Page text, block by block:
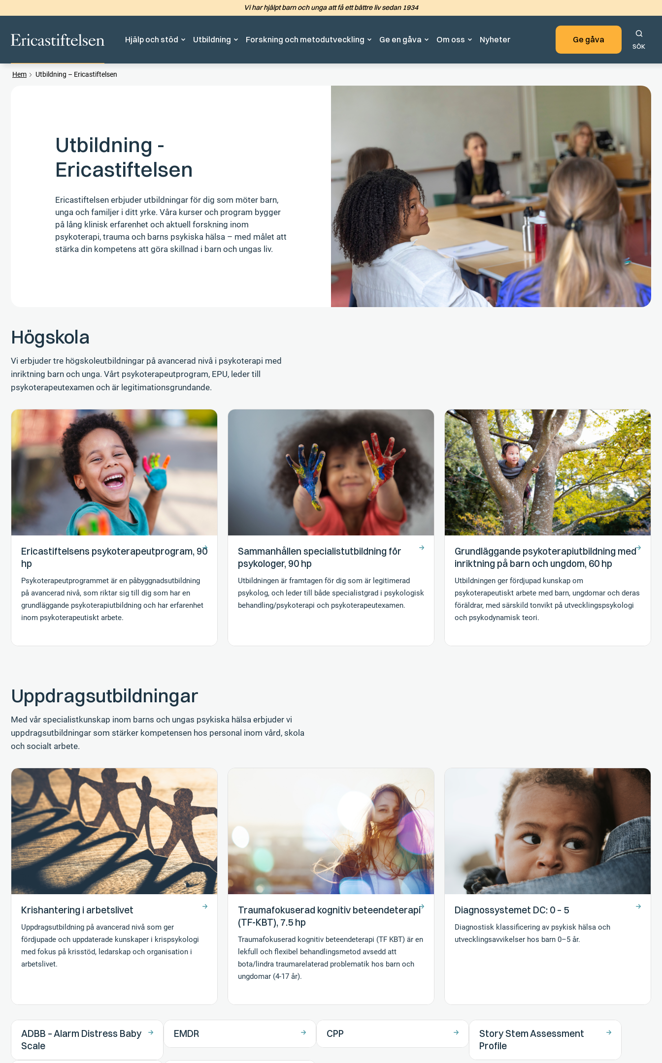
Hoppa till det huvudsakliga innehållet.
Vi har hjälpt barn och unga att få ett bättre liv sedan 1934
Hjälp och stöd Utbildning Forskning och metodutveckling Ge en gåva Om oss Nyheter Ge gåva
SÖK
Hem Utbildning – Ericastiftelsen
Utbildning -
Ericastiftelsen
Ericastiftelsen erbjuder utbildningar för dig som möter barn,
unga och familjer i ditt yrke. Våra kurser och program bygger
på lång klinisk erfarenhet och aktuell forskning inom
psykoterapi, trauma och barns psykiska hälsa – med målet att
stärka din kompetens att göra skillnad i barn och ungas liv.
Högskola
Vi erbjuder tre högskoleutbildningar på avancerad nivå i psykoterapi med
inriktning barn och unga. Vårt psykoterapeutprogram, EPU, leder till
psykoterapeutexamen och är legitimationsgrundande.
Ericastiftelsens psykoterapeutprogram, 90
hp
Psykoterapeutprogrammet är en påbyggnadsutbildning
på avancerad nivå, som riktar sig till dig som har en
grundläggande psykoterapiutbildning och har erfarenhet
inom psykoterapeutiskt arbete.
Sammanhållen specialistutbildning för
psykologer, 90 hp
Utbildningen är framtagen för dig som är legitimerad
psykolog, och leder till både specialistgrad i psykologisk
behandling/psykoterapi och psykoterapeutexamen.
Grundläggande psykoterapiutbildning med
inriktning på barn och ungdom, 60 hp
Utbildningen ger fördjupad kunskap om
psykoterapeutiskt arbete med barn, ungdomar och deras
föräldrar, med särskild tonvikt på utvecklingspsykologi
och psykodynamisk teori.
Uppdragsutbildningar
Med vår specialistkunskap inom barns och ungas psykiska hälsa erbjuder vi
uppdragsutbildningar som stärker kompetensen hos personal inom vård, skola
och socialt arbete.
Krishantering i arbetslivet
Uppdragsutbildning på avancerad nivå som ger
fördjupade och uppdaterade kunskaper i krispsykologi
med fokus på krisstöd, ledarskap och organisation i
arbetslivet.
Traumafokuserad kognitiv beteendeterapi
(TF-KBT), 7.5 hp
Traumafokuserad kognitiv beteendeterapi (TF KBT) är en
lekfull och flexibel behandlingsmetod avsedd att
bota/lindra traumarelaterad problematik hos barn och
ungdomar (4-17 år).
Diagnossystemet DC: 0 – 5
Diagnostisk klassificering av psykisk hälsa och
utvecklingsavvikelser hos barn 0–5 år.
ADBB – Alarm Distress Baby
Scale
EMDR CPP
Story Stem Assessment
Profile